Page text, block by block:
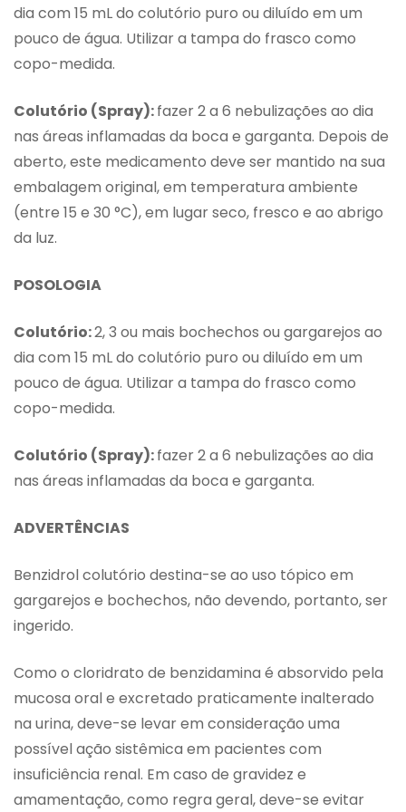
dia com 15 mL do colutório puro ou diluído em um
pouco de água. Utilizar a tampa do frasco como
copo-medida.
Colutório (Spray):fazer 2 a 6 nebulizações ao dia
nas áreas inflamadas da boca e garganta. Depois de
aberto, este medicamento deve ser mantido na sua
embalagem original, em temperatura ambiente
(entre 15 e 30 °C), em lugar seco, fresco e ao abrigo
da luz.
POSOLOGIA
Colutório:2, 3 ou mais bochechos ou gargarejos ao
dia com 15 mL do colutório puro ou diluído em um
pouco de água. Utilizar a tampa do frasco como
copo-medida.
Colutório (Spray):fazer 2 a 6 nebulizações ao dia
nas áreas inflamadas da boca e garganta.
ADVERTÊNCIAS
Benzidrol colutório destina-se ao uso tópico em
gargarejos e bochechos, não devendo, portanto, ser
ingerido.
Como o cloridrato de benzidamina é absorvido pela
mucosa oral e excretado praticamente inalterado
na urina, deve-se levar em consideração uma
possível ação sistêmica em pacientes com
insuficiência renal. Em caso de gravidez e
amamentação, como regra geral, deve-se evitar